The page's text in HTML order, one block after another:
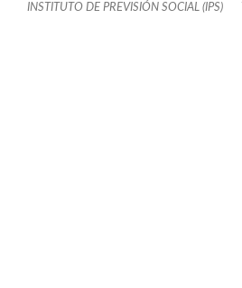
INSTITUTO DE PREVISIÓN SOCIAL (IPS)